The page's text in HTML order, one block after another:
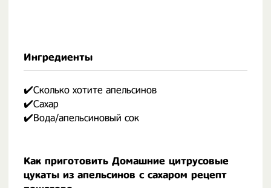
Ингредиенты
✔️Сколько хотите апельсинов
✔️Сахар
✔️Вода/апельсиновый сок
Как приготовить Домашние цитрусовые
цукаты из апельсинов с сахаром рецепт